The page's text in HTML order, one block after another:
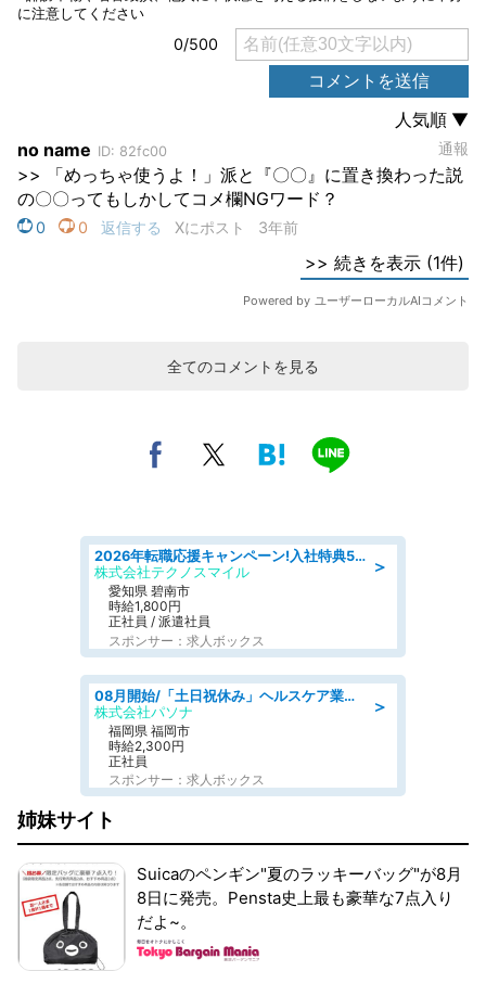
全てのコメントを見る
＞
2026年転職応援キャンペーン!入社特典58万円/デンソーで働こう!自動車工場で小型部品の検査業務 denso aichi
株式会社テクノスマイル
愛知県 碧南市
時給1,800円
正社員 / 派遣社員
スポンサー：求人ボックス
＞
08月開始/「土日祝休み」ヘルスケア業界の産業保健師/高時給/未経験OK/要資格:保健師、正看護師
株式会社パソナ
福岡県 福岡市
時給2,300円
正社員
スポンサー：求人ボックス
姉妹サイト
Suicaのペンギン"夏のラッキーバッグ"が8月
8日に発売。Pensta史上最も豪華な7点入り
だよ~。